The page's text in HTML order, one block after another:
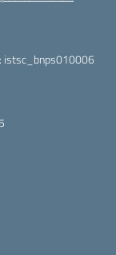
istsc_bnps010006